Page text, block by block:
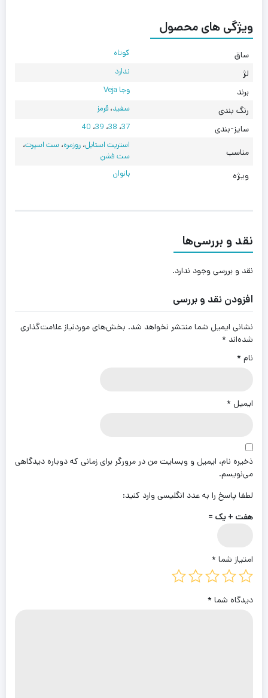
ویژگی های محصول
ساق کوتاه
لژ ندارد
برند وجا Veja
رنگ بندی سفید،قرمز
سایز-بندی 37، 38، 39، 40
مناسب
استریت استایل،روزمره،ست اسپرت،
ست فشن
ویژه بانوان
نقد و بررسی‌ها
نقد و بررسی وجود ندارد.
افزودن نقد و بررسی
نشانی ایمیل شما منتشر نخواهد شد. بخش‌های موردنیاز علامت‌گذاری
شده‌اند *
نام *
ایمیل *
ذخیره نام، ایمیل و وبسایت من در مرورگر برای زمانی که دوباره دیدگاهی
می‌نویسم.
لطفا پاسخ را به عدد انگلیسی وارد کنید:
هفت + یک =
امتیاز شما *
دیدگاه شما *